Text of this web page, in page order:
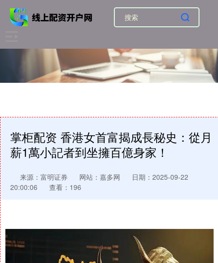
掌柜配资 香港女首富揭成長秘史：從月
薪1萬小記者到坐擁百億身家！
来源：富明证券 网站：嘉多网
日期：2025-09-22
20:00:06
查看：196